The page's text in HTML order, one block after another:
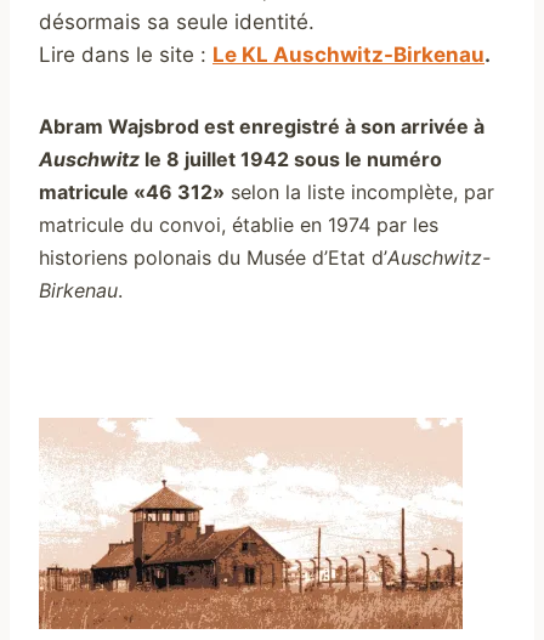
désormais sa seule identité.
Lire dans le site : Le KL Auschwitz-Birkenau.
Abram Wajsbrod est enregistré à son arrivée à
Auschwitz le 8 juillet 1942 sous le numéro
matricule «46 312» selon la liste incomplète, par
matricule du convoi, établie en 1974 par les
historiens polonais du Musée d’Etat d’Auschwitz-
Birkenau.